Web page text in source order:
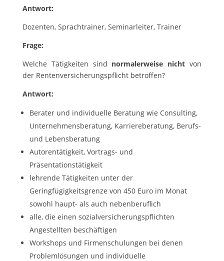
Antwort:
Dozenten, Sprachtrainer, Seminarleiter, Trainer
Frage:
Welche Tätigkeiten sind normalerweise nicht von
der Rentenversicherungspflicht betroffen?
Antwort:
Berater und individuelle Beratung wie Consulting,
Unternehmensberatung, Karriereberatung, Berufs-
und Lebensberatung
Autorentätigkeit, Vortrags- und
Präsentationstätigkeit
lehrende Tätigkeiten unter der
Geringfügigkeitsgrenze von 450 Euro im Monat
sowohl haupt- als auch nebenberuflich
alle, die einen sozialversicherungspflichten
Angestellten beschäftigen
Workshops und Firmenschulungen bei denen
Problemlösungen und individuelle